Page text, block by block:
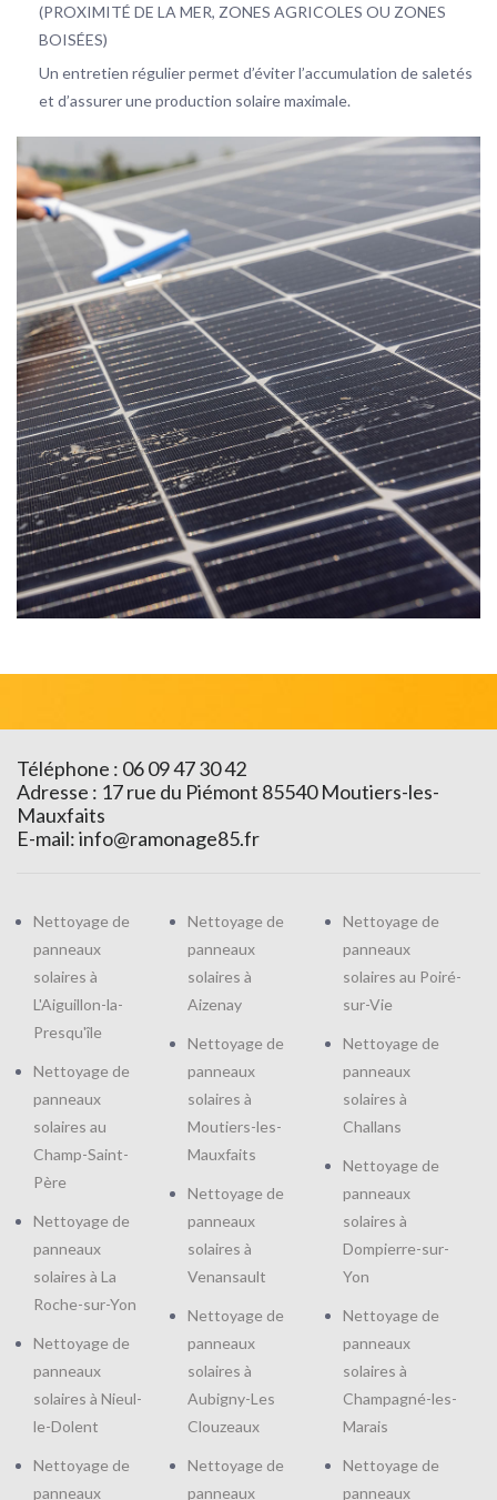
(PROXIMITÉ DE LA MER, ZONES AGRICOLES OU ZONES
BOISÉES)
Un entretien régulier permet d’éviter l’accumulation de saletés
et d’assurer une production solaire maximale.
Téléphone : 06 09 47 30 42
Adresse : 17 rue du Piémont 85540 Moutiers-les-
Mauxfaits
E-mail:info@ramonage85.fr
Nettoyage de
panneaux
solaires à
L'Aiguillon-la-
Presqu'île
Nettoyage de
panneaux
solaires au
Champ-Saint-
Père
Nettoyage de
panneaux
solaires à La
Roche-sur-Yon
Nettoyage de
panneaux
solaires à Nieul-
le-Dolent
Nettoyage de
panneaux
Nettoyage de
panneaux
solaires à
Aizenay
Nettoyage de
panneaux
solaires à
Moutiers-les-
Mauxfaits
Nettoyage de
panneaux
solaires à
Venansault
Nettoyage de
panneaux
solaires à
Aubigny-Les
Clouzeaux
Nettoyage de
panneaux
Nettoyage de
panneaux
solaires au Poiré-
sur-Vie
Nettoyage de
panneaux
solaires à
Challans
Nettoyage de
panneaux
solaires à
Dompierre-sur-
Yon
Nettoyage de
panneaux
solaires à
Champagné-les-
Marais
Nettoyage de
panneaux